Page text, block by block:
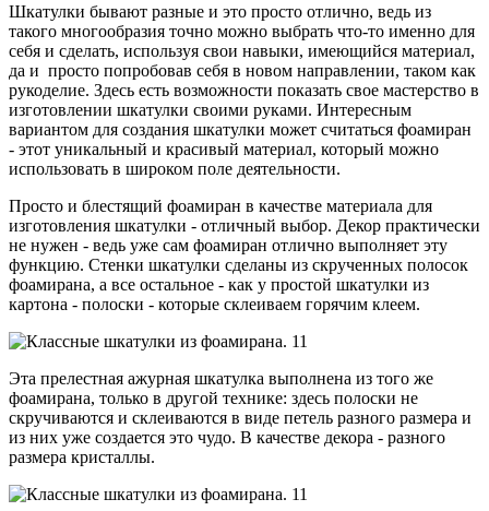
Шкатулки бывают разные и это просто отлично, ведь из
такого многообразия точно можно выбрать что-то именно для
себя и сделать, используя свои навыки, имеющийся материал,
да и просто попробовав себя в новом направлении, таком как
рукоделие. Здесь есть возможности показать свое мастерство в
изготовлении шкатулки своими руками. Интересным
вариантом для создания шкатулки может считаться фоамиран
- этот уникальный и красивый материал, который можно
использовать в широком поле деятельности.
Просто и блестящий фоамиран в качестве материала для
изготовления шкатулки - отличный выбор. Декор практически
не нужен - ведь уже сам фоамиран отлично выполняет эту
функцию. Стенки шкатулки сделаны из скрученных полосок
фоамирана, а все остальное - как у простой шкатулки из
картона - полоски - которые склеиваем горячим клеем.
Эта прелестная ажурная шкатулка выполнена из того же
фоамирана, только в другой технике: здесь полоски не
скручиваются и склеиваются в виде петель разного размера и
из них уже создается это чудо. В качестве декора - разного
размера кристаллы.